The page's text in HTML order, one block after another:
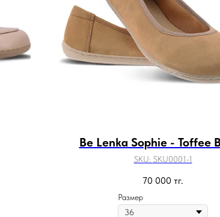
Be Lenka Sophie - Toffee
SKU: SKU0001-1
70 000 тг.
Размер